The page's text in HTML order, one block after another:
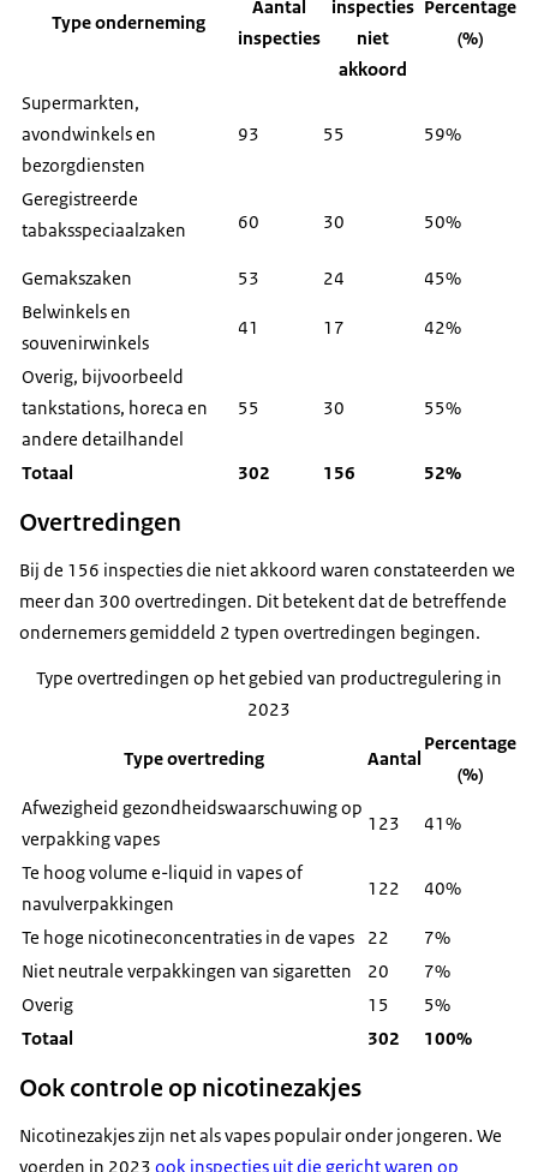
Type onderneming
Aantal
inspecties
inspecties
niet
akkoord
Percentage
(%)
Supermarkten,
avondwinkels en
bezorgdiensten
93 55 59%
Geregistreerde
tabaksspeciaalzaken
60 30 50%
Gemakszaken 53 24
45%
Belwinkels en
souvenirwinkels
41 17 42%
Overig, bijvoorbeeld
tankstations, horeca en
andere detailhandel
55 30 55%
Totaal 302 156 52%
Overtredingen
Bij de 156 inspecties die niet akkoord waren constateerden we
meer dan 300 overtredingen. Dit betekent dat de betreffende
ondernemers gemiddeld 2 typen overtredingen begingen.
Type overtredingen op het gebied van productregulering in
2023
Type overtreding Aantal
Percentage
(%)
Afwezigheid gezondheidswaarschuwing op
verpakking vapes
123 41%
Te hoog volume e-liquid in vapes of
navulverpakkingen
122 40%
Te hoge nicotineconcentraties in de vapes 22
7%
Niet neutrale verpakkingen van sigaretten
20
7%
Overig
15
5%
Totaal
302 100%
Ook controle op nicotinezakjes
Nicotinezakjes zijn net als vapes populair onder jongeren. We
voerden in 2023 ook inspecties uit die gericht waren op